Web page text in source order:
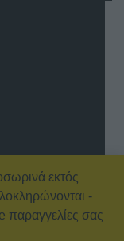
εκτός
-
παραγγελίες σας